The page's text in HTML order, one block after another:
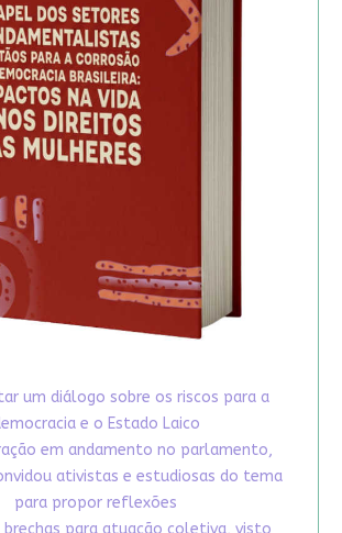
um diálogo sobre os riscos para a
e o Estado Laico
em andamento no parlamento,
ativistas e estudiosas do tema
para propor reflexões
brechas para atuação coletiva, visto